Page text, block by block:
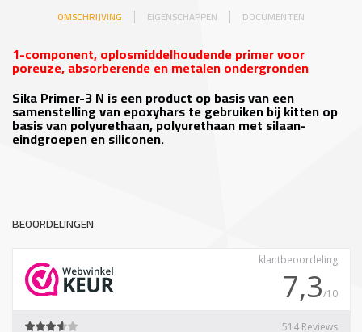
OMSCHRIJVING EIGENSCHAPPEN DOCUMENTEN
1-component, oplosmiddelhoudende primer voor
poreuze, absorberende en metalen ondergronden
Sika Primer-3 N is een product op basis van een
samenstelling van epoxyhars te gebruiken bij kitten op
basis van polyurethaan, polyurethaan met silaan-
eindgroepen en siliconen.
BEOORDELINGEN